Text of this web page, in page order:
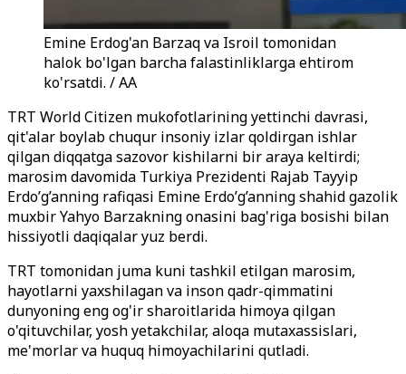
Emine Erdog'an Barzaq va Isroil tomonidan
halok bo'lgan barcha falastinliklarga ehtirom
ko'rsatdi. / AA
TRT World Citizen mukofotlarining yettinchi davrasi,
qit'alar boylab chuqur insoniy izlar qoldirgan ishlar
qilgan diqqatga sazovor kishilarni bir araya keltirdi;
marosim davomida Turkiya Prezidenti Rajab Tayyip
Erdo’g’anning rafiqasi Emine Erdo’g’anning shahid gazolik
muxbir Yahyo Barzakning onasini bag'riga bosishi bilan
hissiyotli daqiqalar yuz berdi.
TRT tomonidan juma kuni tashkil etilgan marosim,
hayotlarni yaxshilagan va inson qadr-qimmatini
dunyoning eng og'ir sharoitlarida himoya qilgan
o'qituvchilar, yosh yetakchilar, aloqa mutaxassislari,
me'morlar va huquq himoyachilarini qutladi.